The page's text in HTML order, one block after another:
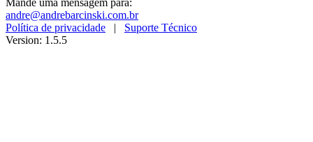
Mande uma mensagem para:
andre@andrebarcinski.com.br
Política de privacidade | Suporte Técnico
Version: 1.5.5